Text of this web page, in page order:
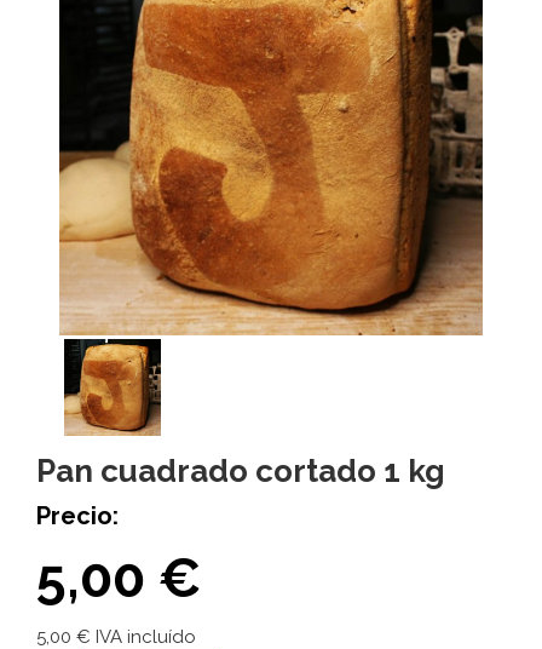
Pan cuadrado cortado 1 kg
Precio:
5,00 €
5,00 € IVA incluído